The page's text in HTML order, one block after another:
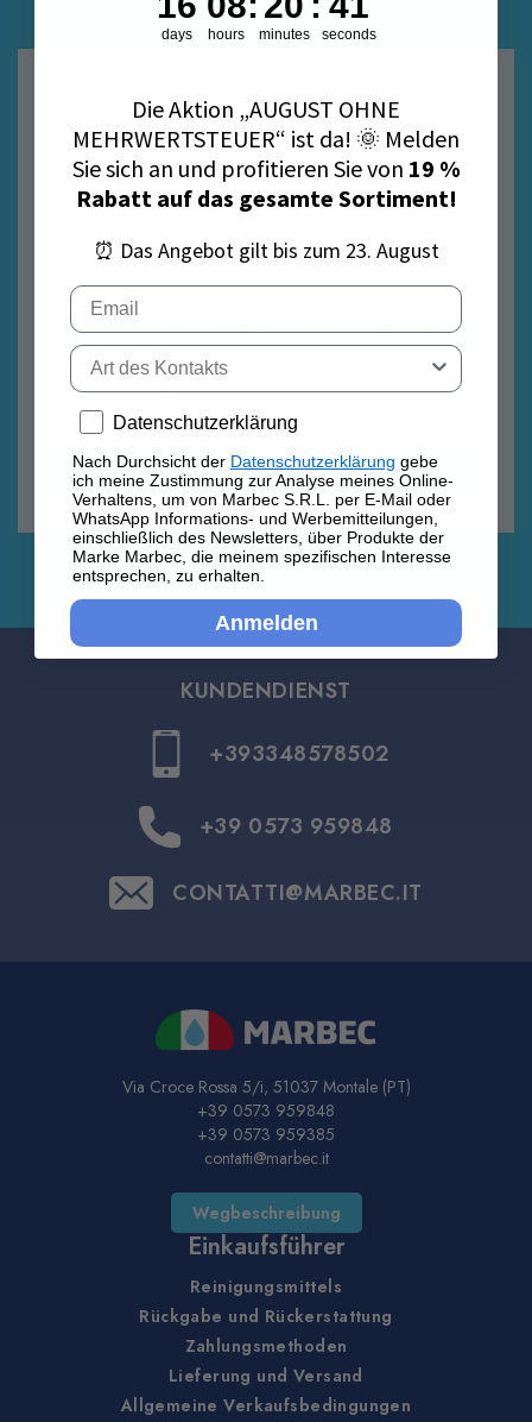
Datenschutzrichtlinie
Datenschutzrichtlinie
Nach Durchsicht der
gebe ich
meine Zustimmung zur Analyse meines Online-
WhatsApp Informations- und Werbemitteilungen,
einschließlich des Newsletters, über Produkte der
Marke Marbec, die meinem spezifischen Interesse
entsprechen, zu erhalten.
Anmelden
KUNDENDIENST
+393348578502
+39 0573 959848
CONTATTI@MARBEC.IT
Via Croce Rossa 5/i, 51037 Montale (PT)
+39 0573 959848
+39 0573 959385
contatti@marbec.it
Wegbeschreibung
Einkaufsführer
Reinigungsmittels
Rückgabe und Rückerstattung
Zahlungsmethoden
Lieferung und Versand
Allgemeine Verkaufsbedingungen
days hours minutes seconds
Die Aktion „AUGUST OHNE
MEHRWERTSTEUER“ ist da! 🌞 Melden
Sie sich an und profitieren Sie von 19 %
Rabatt auf das gesamte Sortiment!
⏰ Das Angebot gilt bis zum 23. August
Email
Tipo di contatto
Privacy policy
Datenschutzerklärung
Nach Durchsicht der Datenschutzerklärung gebe
ich meine Zustimmung zur Analyse meines Online-
Verhaltens, um von Marbec S.R.L. per E-Mail oder
WhatsApp Informations- und Werbemitteilungen,
einschließlich des Newsletters, über Produkte der
Marke Marbec, die meinem spezifischen Interesse
entsprechen, zu erhalten.
Anmelden